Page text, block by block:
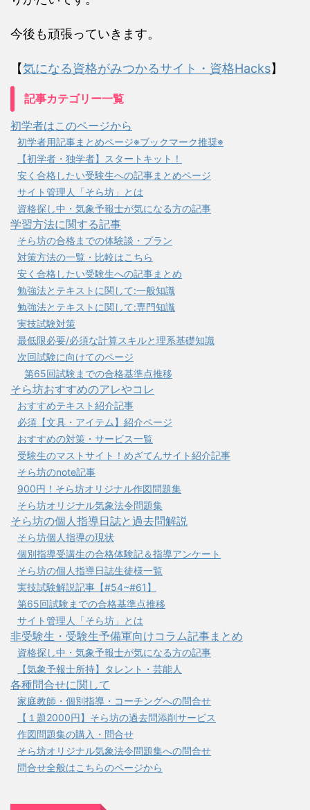
今後も頑張っていきます。
【気になる資格がみつかるサイト・資格Hacks】
記事カテゴリー一覧
初学者はこのページから
初学者用記事まとめページ※ブックマーク推奨※
【初学者・独学者】スタートキット！
安く合格したい受験生への記事まとめページ
サイト管理人「そら坊」とは
資格探し中・気象予報士が気になる方の記事
学習方法に関する記事
そら坊の合格までの体験談・プラン
対策方法の一覧・比較はこちら
安く合格したい受験生への記事まとめ
勉強法とテキストに関して:一般知識
勉強法とテキストに関して:専門知識
実技試験対策
最低限必要/必須な計算スキルと理系基礎知識
次回試験に向けてのページ
第65回試験までの合格基準点推移
そら坊おすすめのアレやコレ
おすすめテキスト紹介記事
必須【文具・アイテム】紹介ページ
おすすめの対策・サービス一覧
受験生のマストサイト！めざてんサイト紹介記事
そら坊のnote記事
900円！そら坊オリジナル作図問題集
そら坊オリジナル気象法令問題集
そら坊の個人指導日誌と過去問解説
そら坊個人指導の現状
個別指導受講生の合格体験記＆指導アンケート
そら坊の個人指導日誌生徒様一覧
実技試験解説記事【#54~#61】
第65回試験までの合格基準点推移
サイト管理人「そら坊」とは
非受験生・受験生予備軍向けコラム記事まとめ
資格探し中・気象予報士が気になる方の記事
【気象予報士所持】タレント・芸能人
各種問合せに関して
家庭教師・個別指導・コーチングへの問合せ
【１題2000円】そら坊の過去問添削サービス
作図問題集の購入・問合せ
そら坊オリジナル気象法令問題集への問合せ
問合せ全般はこちらのページから